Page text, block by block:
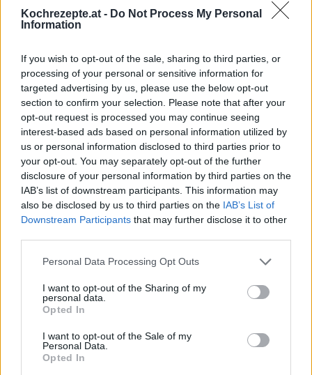
Kochrezepte.at - Do Not Process My Personal
Information
If you wish to opt-out of the sale, sharing to third parties, or
processing of your personal or sensitive information for
targeted advertising by us, please use the below opt-out
section to confirm your selection. Please note that after your
opt-out request is processed you may continue seeing
interest-based ads based on personal information utilized by
us or personal information disclosed to third parties prior to
your opt-out. You may separately opt-out of the further
disclosure of your personal information by third parties on the
IAB’s list of downstream participants. This information may
also be disclosed by us to third parties on the IAB’s List of
Downstream Participants that may further disclose it to other
Personal Data Processing Opt Outs
I want to opt-out of the Sharing of my
personal data.
Opted In
I want to opt-out of the Sale of my
Personal Data.
Opted In
Gebackene Eier mit Spinat und Feta
Leicht
Ei-Salat
Leicht
Spiegelei mit Parmesan und Rucola
Leicht
Eier Benedict
Leicht
Gefüllte Party-Eier
Leicht